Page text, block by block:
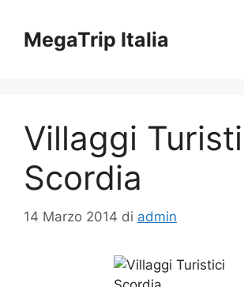
contenuto
MegaTrip Italia
Villaggi
Scordia
14 Marzo 2014 di admin